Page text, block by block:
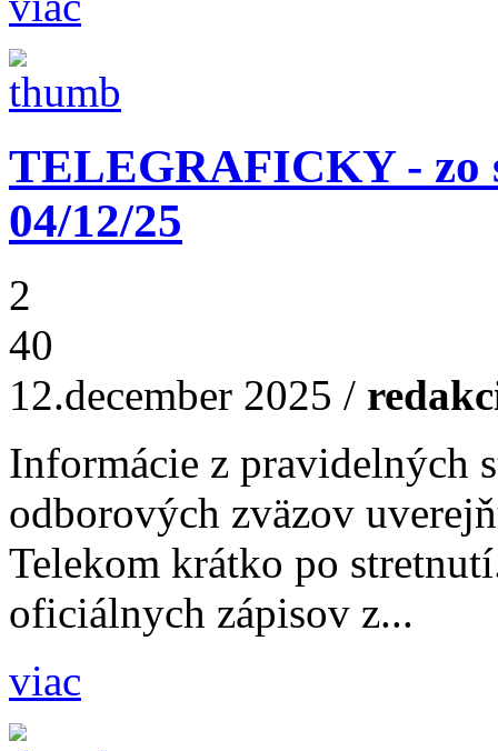
TELEGRAFICKY - zo
04/12/25
2
40
12.december 2025 /
Informácie z pravidelných
odborových zväzov
Telekom krátko po
oficiálnych zápisov z...
viac